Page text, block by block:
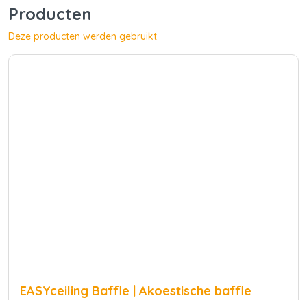
Producten
Deze producten werden gebruikt
EASYceiling Baffle | Akoestische baffle